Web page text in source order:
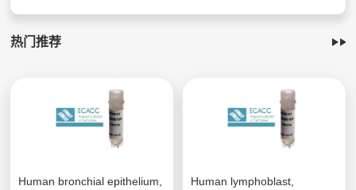
热门推荐
Human bronchial epithelium,
Human lymphoblast,